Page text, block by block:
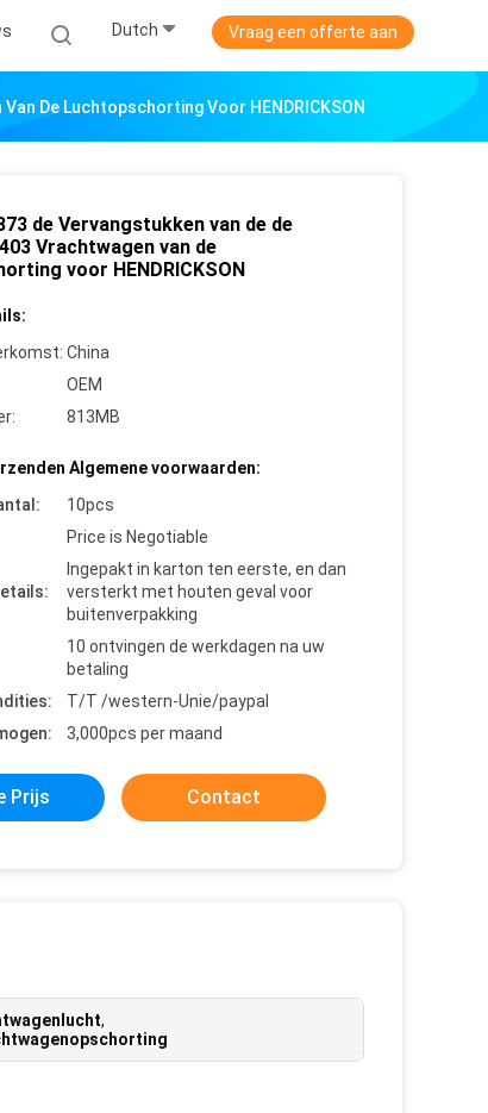
Dutch Vraag een offerte aan
De Luchtopschorting Voor HENDRICKSON
de Vervangstukken van de de
Vrachtwagen van de
voor HENDRICKSON
China
OEM
813MB
Algemene voorwaarden:
10pcs
Price is Negotiable
Ingepakt in karton ten eerste, en dan
versterkt met houten geval voor
buitenverpakking
10 ontvingen de werkdagen na uw
betaling
T/T /western-Unie/paypal
3,000pcs per maand
Prijs Contact
,